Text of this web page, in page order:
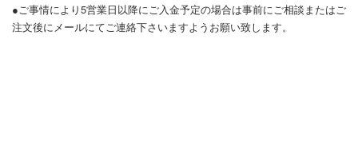
●ご事情により5営業日以降にご入金予定の場合は事前にご相談またはご
注文後にメールにてご連絡下さいますようお願い致します。